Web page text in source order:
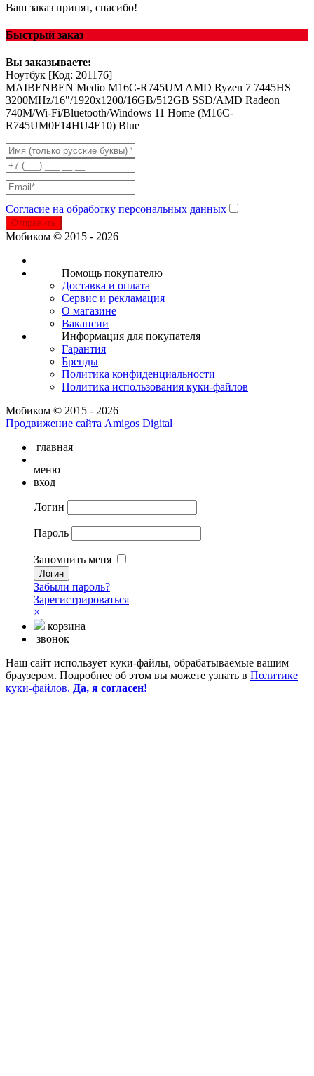
Ваш заказ принят, спасибо!
Быстрый заказ
Вы заказываете:
Ноутбук [Код: 201176]
MAIBENBEN Medio M16C-R745UM AMD Ryzen 7 7445HS
3200MHz/16"/1920x1200/16GB/512GB SSD/AMD Radeon
740M/Wi-Fi/Bluetooth/Windows 11 Home (M16C-
R745UM0F14HU4E10) Blue
Согласие на обработку персональных данных
Отправить
Мобиком © 2015 - 2026
Помощь покупателю
Доставка и оплата
Сервис и рекламация
О магазине
Вакансии
Информация для покупателя
Гарантия
Бренды
Политика конфиденциальности
Политика использования куки-файлов
Мобиком © 2015 - 2026
Продвижение сайта Amigos Digital
главная
меню
вход
Логин
Пароль
Запомнить меня
Забыли пароль?
Зарегистрироваться
×
корзина
звонок
Наш сайт использует куки-файлы, обрабатываемые вашим
браузером. Подробнее об этом вы можете узнать в Политике
куки-файлов. Да, я согласен!